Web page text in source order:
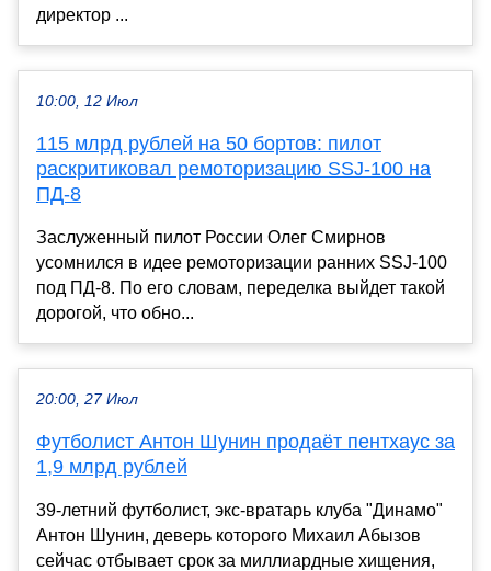
директор ...
10:00, 12 Июл
115 млрд рублей на 50 бортов: пилот
раскритиковал ремоторизацию SSJ-100 на
ПД-8
Заслуженный пилот России Олег Смирнов
усомнился в идее ремоторизации ранних SSJ-100
под ПД-8. По его словам, переделка выйдет такой
дорогой, что обно...
20:00, 27 Июл
Футболист Антон Шунин продаёт пентхаус за
1,9 млрд рублей
39-летний футболист, экс-вратарь клуба "Динамо"
Антон Шунин, деверь которого Михаил Абызов
сейчас отбывает срок за миллиардные хищения,